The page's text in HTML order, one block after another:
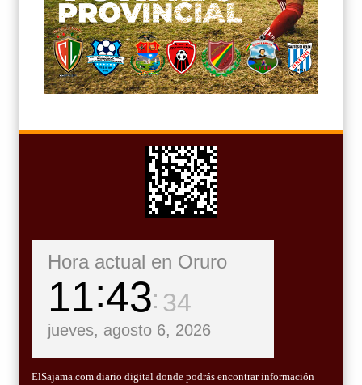
Hora actual en Oruro
11 43 36
jueves, agosto 6, 2026
ElSajama.com diario digital donde podrás encontrar información